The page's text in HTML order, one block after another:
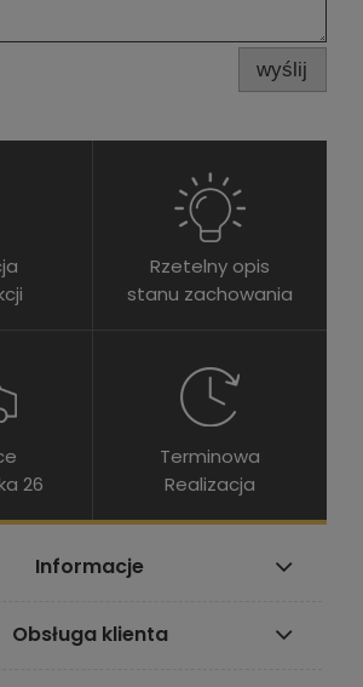
wyślij
Rzetelny opis
stanu zachowania
26
Terminowa
Realizacja
Informacje
Obsługa klienta